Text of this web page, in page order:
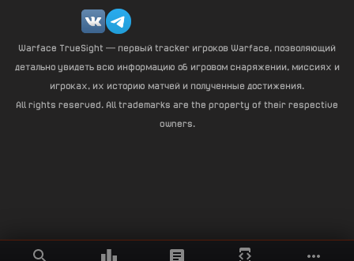
Warface TrueSight — первый tracker игроков Warface, позволяющий
детально увидеть всю информацию об игровом снаряжении, миссиях и
игроках, их историю матчей и полученные достижения.
All rights reserved. All trademarks are the property of their respective
owners.